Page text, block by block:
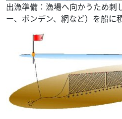
出漁準備：漁場へ向かうため刺
ー、ボンデン、網など）を船に